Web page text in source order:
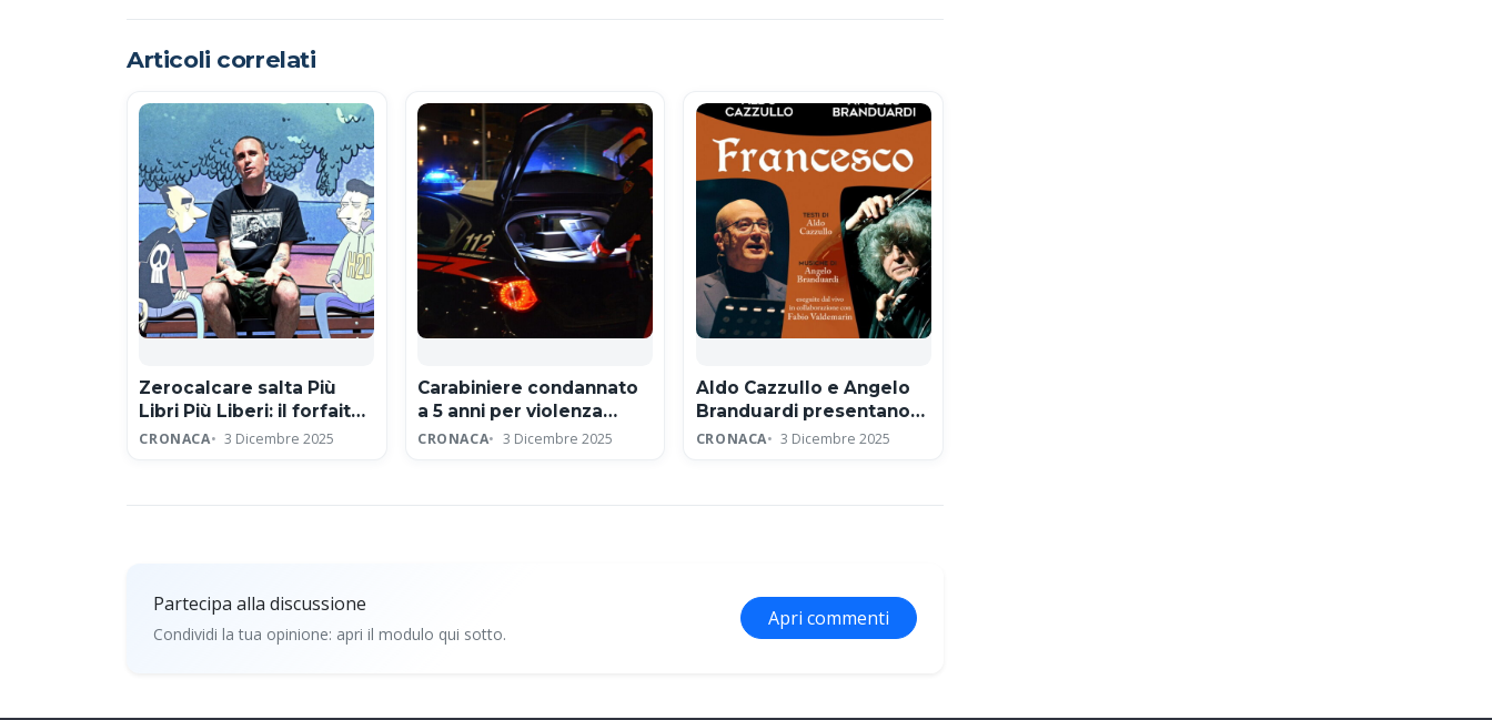
Articoli correlati
Zerocalcare salta Più
Libri Più Liberi: il forfait
per protesta contro
CRONACA 3 Dicembre 2025
Carabiniere condannato
a 5 anni per violenza
sessuale e concussione
CRONACA 3 Dicembre 2025
Aldo Cazzullo e Angelo
Branduardi presentano
lo spettacolo Francesco
CRONACA 3 Dicembre 2025
Partecipa alla discussione
Condividi la tua opinione: apri il modulo qui sotto.
Apri commenti